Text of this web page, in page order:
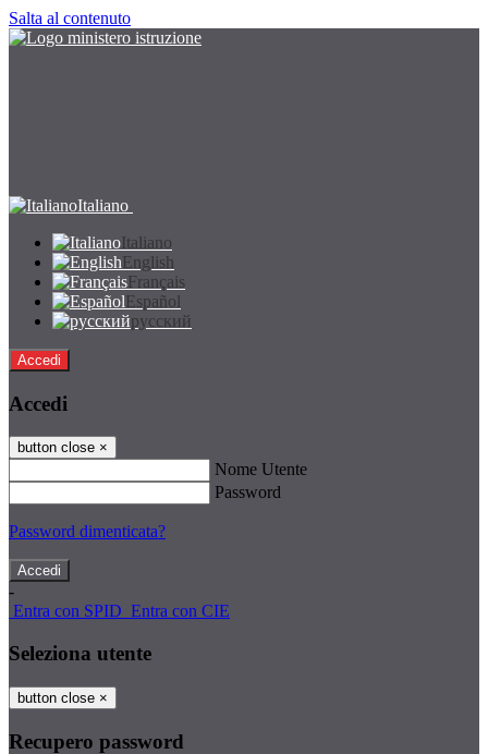
Salta al contenuto
Italiano
Italiano
English
Français
Español
русский
Accedi
Accedi
button close ×
Nome Utente
Password
Password dimenticata?
-
Entra con SPID Entra con CIE
Seleziona utente
button close ×
Recupero password